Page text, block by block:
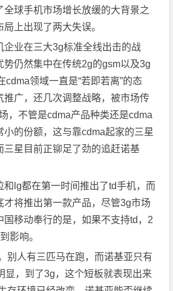
全球手机市场增长放缓的大背景之
上出现了两大失误。
企业在三大3g标准全线出击的战
势仍然集中在传统2g的gsm以及3g
cdma领域一直是“若即若离”的态
推广，还几次调整战略，被市场传
，不管是cdma产品种类还是cdma
小的份额，这与靠cdma起家的三星
三星目前正铆足了劲的追赶诺基
和lg都在第一时间推出了td手机，而
才将推出第一款产品，尽管3g市场
国移动奉行的是，如果不支持td，2
影响。
别人有三匹马在跑，而诺基亚只有
显，到了3g，这个短板就表现出来